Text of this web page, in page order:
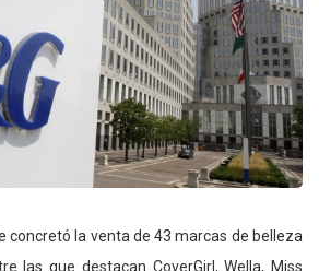
concretó la venta de 43 marcas de belleza
las que destacan CoverGirl, Wella, Miss